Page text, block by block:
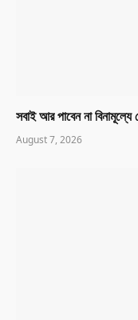
সবাই আর পাবেন না
August 7, 2026